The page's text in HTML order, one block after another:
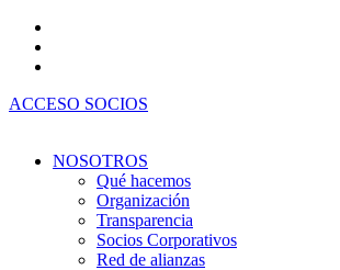
contenido
ACCESO SOCIOS
NOSOTROS
Qué hacemos
Organización
Transparencia
Socios Corporativos
Red de alianzas